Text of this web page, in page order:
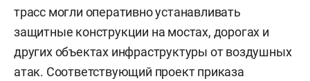
трасс могли оперативно устанавливать
защитные конструкции на мостах, дорогах и
других объектах инфраструктуры от воздушных
атак. Соответствующий проект приказа